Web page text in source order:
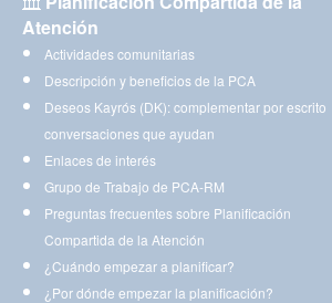
Atención
Actividades comunitarias
Descripción y beneficios de la PCA
Deseos Kayrós (DK): complementar por escrito
conversaciones que ayudan
Enlaces de interés
Grupo de Trabajo de PCA-RM
Preguntas frecuentes sobre Planificación
Compartida de la Atención
¿Cuándo empezar a planificar?
¿Por dónde empezar la planificación?